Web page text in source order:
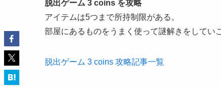
脱出ゲーム 3 coins を攻略
アイテムは5つまで所持制限がある。
部屋にあるものをうまく使って謎解きをしてい
脱出ゲーム 3 coins 攻略記事一覧